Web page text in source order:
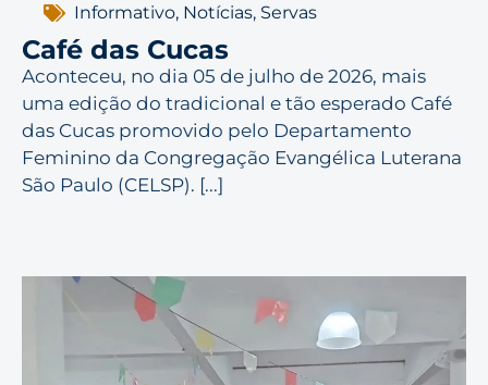
Informativo, Notícias, Servas
Café das Cucas
Aconteceu, no dia 05 de julho de 2026, mais
uma edição do tradicional e tão esperado Café
das Cucas promovido pelo Departamento
Feminino da Congregação Evangélica Luterana
São Paulo (CELSP). [...]